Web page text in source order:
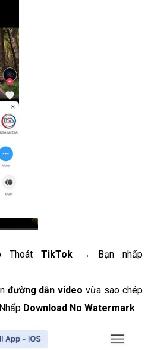
Thoát TikTok→ Bạn nhấp
đường dẫn video vừa sao chép
Download No Watermark.